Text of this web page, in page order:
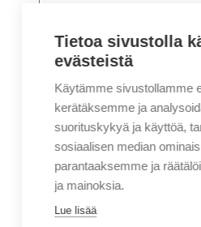
Nimi*
Sähköposti*
Puhelin*
Tietoa sivustolla
evästeistä
Käytämme sivustollamme
kerätäksemme ja
suorituskykyä ja käyttöä,
sosiaalisen median
parantaaksemme ja
ja mainoksia.
Lue lisää